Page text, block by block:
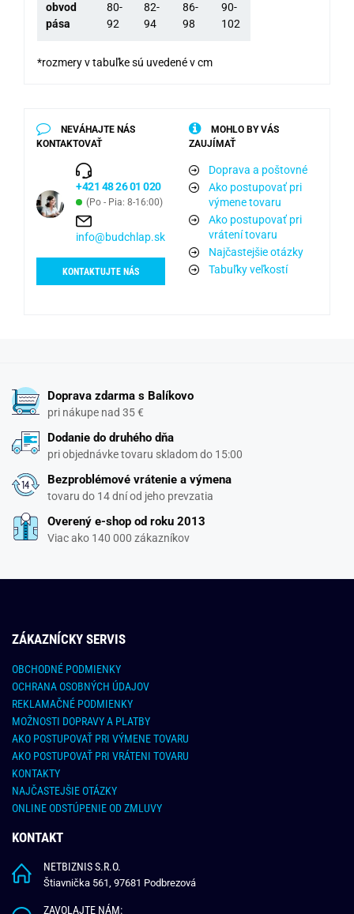
obvod
pása
80-
92
82-
94
86-
98
90-
102
*rozmery v tabuľke sú uvedené v cm
NEVÁHAJTE NÁS
KONTAKTOVAŤ
+421 48 26 01 020
(Po - Pia: 8-16:00)
info@budchlap.sk
KONTAKTUJTE NÁS
MOHLO BY VÁS
ZAUJÍMAŤ
Doprava a poštovné
Ako postupovať pri
výmene tovaru
Ako postupovať pri
vrátení tovaru
Najčastejšie otázky
Tabuľky veľkostí
Doprava zdarma s Balíkovo
pri nákupe nad 35 €
Dodanie do druhého dňa
pri objednávke tovaru skladom do 15:00
Bezproblémové vrátenie a výmena
tovaru do 14 dní od jeho prevzatia
Overený e-shop od roku 2013
Viac ako 140 000 zákazníkov
ZÁKAZNÍCKY SERVIS
OBCHODNÉ PODMIENKY
OCHRANA OSOBNÝCH ÚDAJOV
REKLAMAČNÉ PODMIENKY
MOŽNOSTI DOPRAVY A PLATBY
AKO POSTUPOVAŤ PRI VÝMENE TOVARU
AKO POSTUPOVAŤ PRI VRÁTENI TOVARU
KONTAKTY
NAJČASTEJŠIE OTÁZKY
ONLINE ODSTÚPENIE OD ZMLUVY
KONTAKT
NETBIZNIS S.R.O.
Štiavnička 561, 97681 Podbrezová
ZAVOLAJTE NÁM: